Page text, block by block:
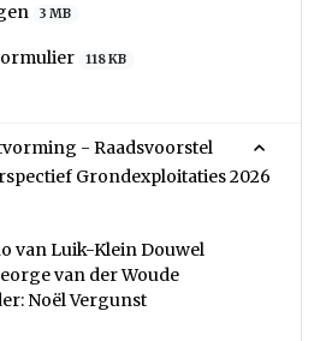
3 MB
118 KB
- Raadsvoorstel
Grondexploitaties 2026
van Luik-Klein Douwel
van der Woude
Noël Vergunst